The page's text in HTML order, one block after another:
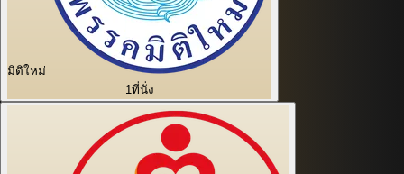
มิติใหม่
1ที่นั่ง